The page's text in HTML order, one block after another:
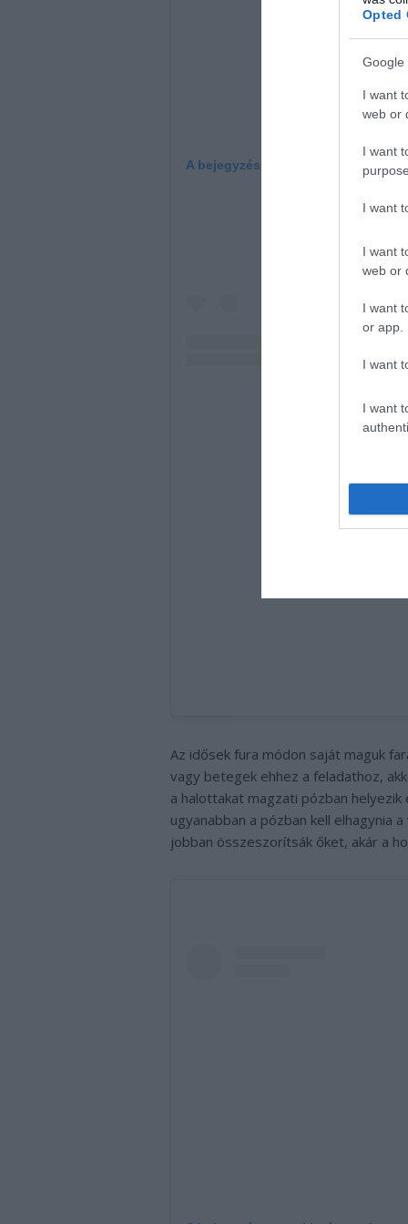
Opted
Google
I want
web or
I want
I want
I want
web or
I want
or app.
I want
I want
A bejegyzés megtekintése az
Az idősek fura módon saját maguk
vagy betegek ehhez a feladathoz,
a halottakat magzati pózban
ugyanabban a pózban kell elhagynia
jobban összeszorítsák őket, akár a